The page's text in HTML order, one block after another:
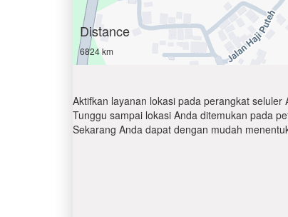
Distance
6824 km
Aktifkan layanan lokasi pada perangkat
Tunggu sampai lokasi Anda ditemukan pada
Sekarang Anda dapat dengan mudah